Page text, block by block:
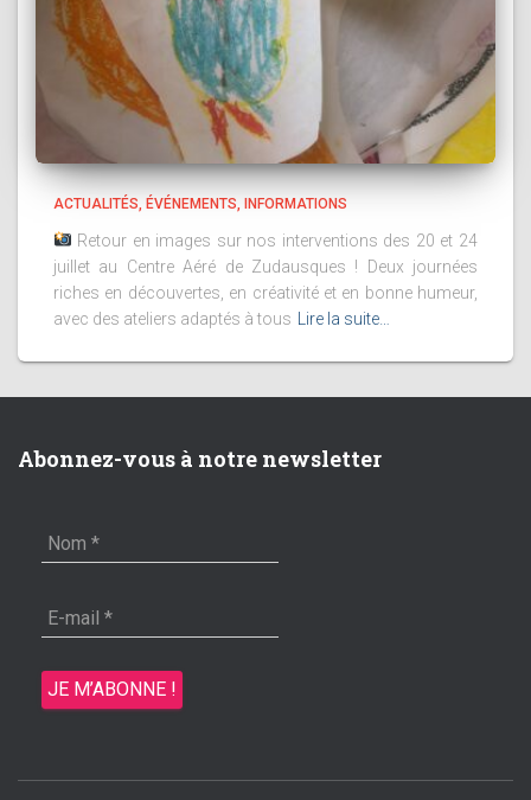
ACTUALITÉS ÉVÉNEMENTS INFORMATIONS
Retour en images sur nos interventions des 20 et 24
juillet au Centre Aéré de Zudausques ! Deux journées
riches en découvertes, en créativité et en bonne humeur,
avec des ateliers adaptés à tous
Lire la suite…
Abonnez-vous à notre newsletter